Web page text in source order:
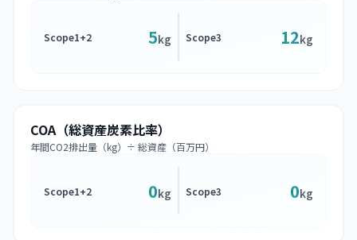
Scope1+2 5kg Scope3 12kg
COA（総資産炭素比率）
年間CO2排出量（kg）÷ 総資産（百万円）
Scope1+2 0kg Scope3 0kg